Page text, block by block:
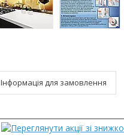
Інформація для замовлення